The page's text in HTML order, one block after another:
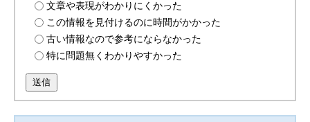
文章や表現がわかりにくかった
この情報を見付けるのに時間がかかった
古い情報なので参考にならなかった
特に問題無くわかりやすかった
送信